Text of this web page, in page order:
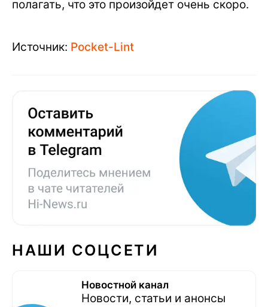
полагать, что это произойдет очень скоро.
Источник: Pocket-Lint
НАШИ СОЦСЕТИ
Новостной канал
Новости, статьи и анонсы